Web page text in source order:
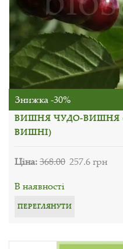
Знижка -30%
ВИШНЯ ЧУДО-ВИШНЯ
ВИШНІ)
Ціна:368.00 257.6 грн
В наявності
ПЕРЕГЛЯНУТИ